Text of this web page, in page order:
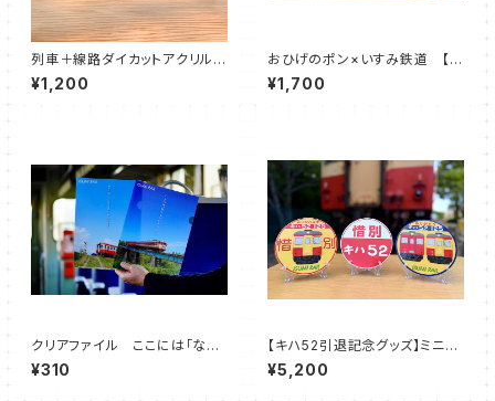
列車＋線路ダイカットアクリル定
規セット
¥1,200
おひげのポン×いすみ鉄道 【マ
グカップ】
¥1,700
クリアファイル ここには「なに
もない」があります。シリーズ
¥310
【キハ52引退記念グッズ】ミニH
M
¥5,200